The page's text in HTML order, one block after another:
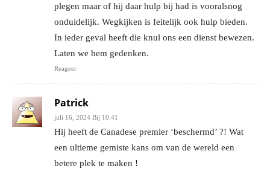
plegen maar of hij daar hulp bij had is vooralsnog
onduidelijk. Wegkijken is feitelijk ook hulp bieden.
In ieder geval heeft die knul ons een dienst bewezen.
Laten we hem gedenken.
Reageer
Patrick
juli 16, 2024 Bij 10:41
Hij heeft de Canadese premier ‘beschermd’ ?! Wat
een ultieme gemiste kans om van de wereld een
betere plek te maken !